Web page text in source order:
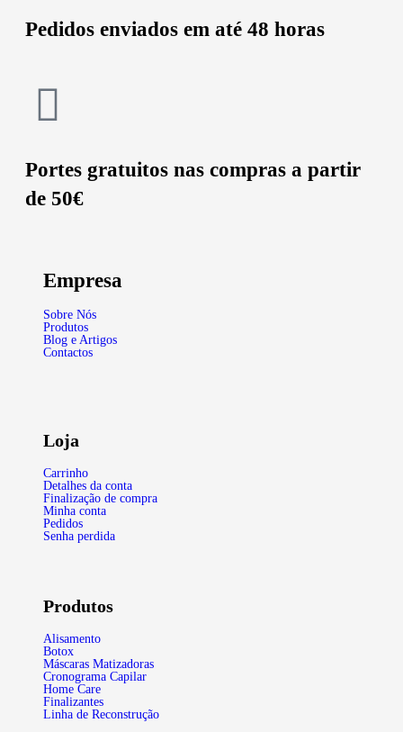
Pedidos enviados em até 48 horas
Portes gratuitos nas compras a partir
de 50€
Empresa
Sobre Nós
Produtos
Blog e Artigos
Contactos
Loja
Carrinho
Detalhes da conta
Finalização de compra
Minha conta
Pedidos
Senha perdida
Produtos
Alisamento
Botox
Máscaras Matizadoras
Cronograma Capilar
Home Care
Finalizantes
Linha de Reconstrução